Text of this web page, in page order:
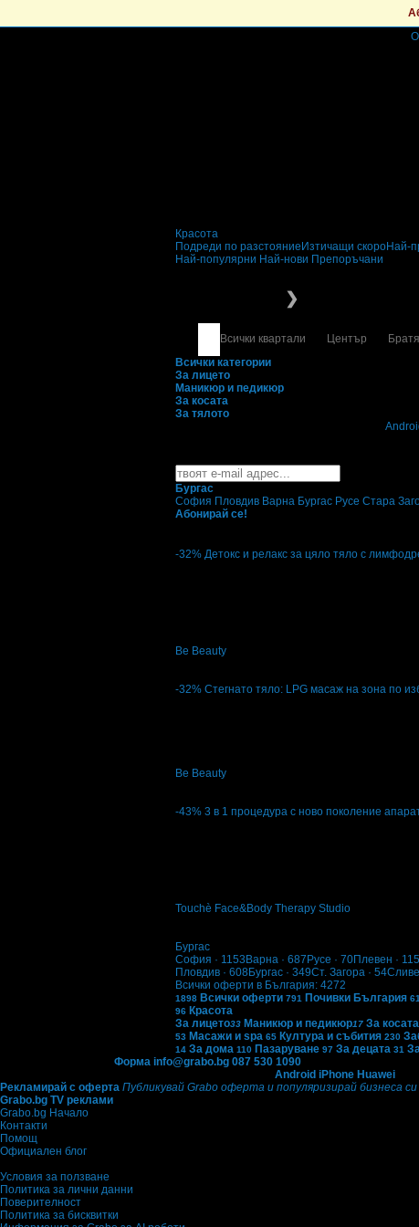
Красота
Подреди по разстояние Изтичащи скороНай-
Най-популярни Най-нови Препоръчани
❯
Всички квартали Център
Всички категории
За лицето
Маникюр и педикюр
За косата
За тялото
Бургас
София Пловдив Варна Бургас Русе Стара
Абонирай се!
-32% Детокс и релакс за цяло тяло с
Be Beauty
-32% Стегнато тяло: LPG масаж на зона по
Be Beauty
-43% 3 в 1 процедура с ново поколение
Touchè Face&Body Therapy Studio
Бургас
София · 1153 Варна · 687 Русе · 70Плевен · 115
Пловдив · 608 Бургас · 349Ст. Загора · 54
Всички оферти в България: 4272
1898 Всички оферти 791 Почивки България
96 Красота
За лицето33 Маникюр и педикюр17 За косата
53 Масажи и spa 65 Култура и събития 230
14 За дома 110 Пазаруване 97 За децата 31
Форма info@grabo.bg 087 530 1090
Android iPhone Huawei
Рекламирай с оферта Публикувай Grabo оферта и популяризирай бизнеса си
Grabo.bg TV реклами
Grabo.bg Начало
Контакти
Помощ
Официален блог
Условия за ползване
Политика за лични данни
Поверителност
Политика за бисквитки